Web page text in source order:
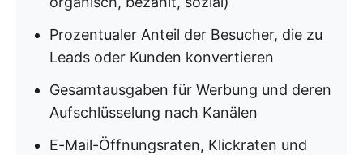
Prozentualer Anteil der Besucher, die zu
Leads oder Kunden konvertieren
Gesamtausgaben für Werbung und deren
Aufschlüsselung nach Kanälen
E-Mail-Öffnungsraten, Klickraten und